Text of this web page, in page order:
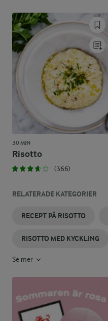
30 MIN
Risotto
(366)
RELATERADE KATEGORIER
RECEPT PÅ RISOTTO
RISOTTO MED KYCKLING
Se mer